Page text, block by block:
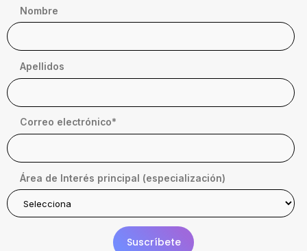
Nombre
Apellidos
Correo electrónico*
Área de Interés principal (especialización)